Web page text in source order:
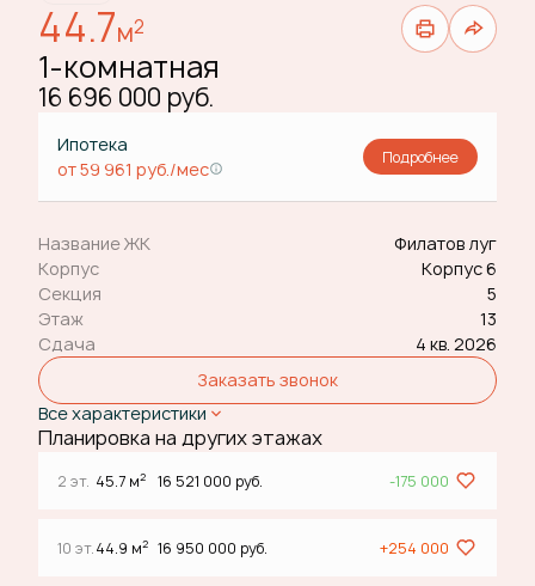
44.7м2
1-комнатная
16 696 000 руб.
Ипотека
от 59 961 руб./мес
Подробнее
Название ЖК
Филатов луг
Корпус
Корпус 6
Секция
5
Этаж
13
Сдача
4 кв. 2026
Заказать звонок
Все характеристики
Планировка на других этажах
2 эт. 45.7 м2 16 521 000 руб. -175 000
10 эт.44.9 м2 16 950 000 руб. +254 000